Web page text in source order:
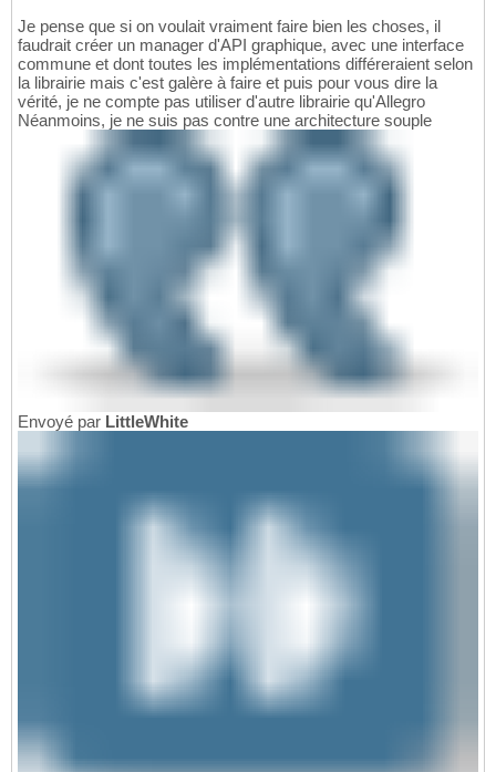
Je pense que si on voulait vraiment faire bien les choses, il
faudrait créer un manager d'API graphique, avec une interface
commune et dont toutes les implémentations différeraient selon
la librairie mais c'est galère à faire et puis pour vous dire la
vérité, je ne compte pas utiliser d'autre librairie qu'Allegro
Néanmoins, je ne suis pas contre une architecture souple
Envoyé par LittleWhite